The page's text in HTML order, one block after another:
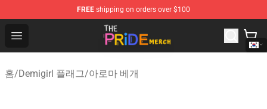
FREE shipping on orders over $100
Open menu
The Pride Shop - Official The Pride Merchandise Store
홈/Demigirl 플래그/아로마 베개